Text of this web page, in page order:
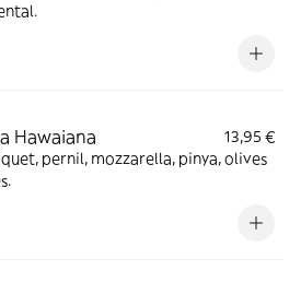
Hawaiana
13,95 €
pernil, mozzarella, pinya, olives